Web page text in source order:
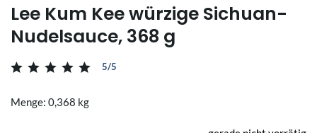
Lee Kum Kee würzige Sichuan-
Nudelsauce, 368 g
5/5
Menge: 0,368 kg